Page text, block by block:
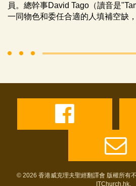
員。總幹事David Tago（讀音是
一同物色和委任合適的人填補空缺
© 2026 香港威克理夫聖經翻譯會 版權所有
ITChurch.hk.